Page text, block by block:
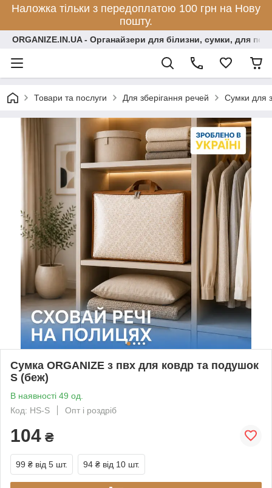
Наложка тільки з передоплатою 100 грн на Нову
пошту.
ORGANIZE.IN.UA - Органайзери для білизни, сумки, для
Товари та послуги Для зберігання речей Сумки для
Сумка ORGANIZE з пвх для ковдр та подушок
S (беж)
В наявності 49 од.
Код: HS-S
Опт і роздріб
104 ₴
99 ₴ від 5 шт. 94 ₴ від 10 шт.